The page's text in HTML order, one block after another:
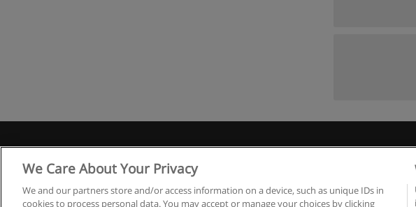
Copyright © Educaedu
We Care About Your Privacy
We and our partners store and/or access information on a device, such as unique IDs in
cookies to process personal data. You may accept or manage your choices by clicking